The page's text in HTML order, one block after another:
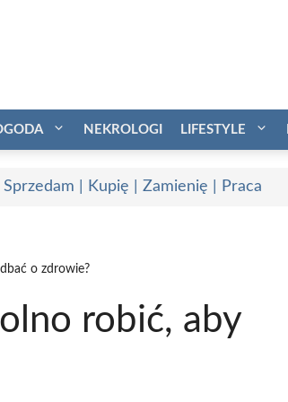
NEKROLOGI LIFESTYLE
| Kupię | Zamienię | Praca
o zdrowie?
robić, aby